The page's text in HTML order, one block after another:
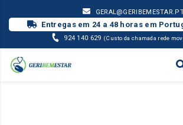
Entregas em 24 a 48 horas em
924 140 629 (Custo da chamada rede
MATERIAL PENSO VEROVAL TENSIÓMETRO